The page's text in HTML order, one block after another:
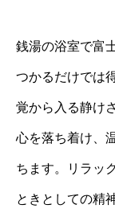
銭湯の浴室で富
つかるだけでは
覚から入る静け
心を落ち着け、
ちます。リラッ
ときとしての精